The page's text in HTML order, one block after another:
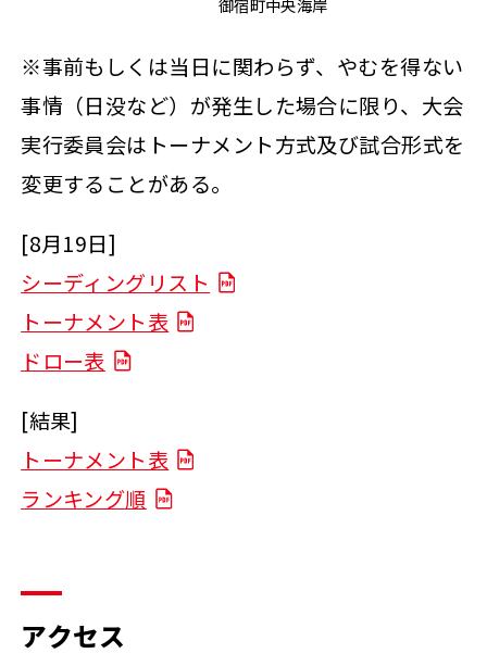
※事前もしくは当日に関わらず、やむを得ない
事情（日没など）が発生した場合に限り、大会
実行委員会はトーナメント方式及び試合形式を
変更することがある。
[8月19日]
シーディングリスト
トーナメント表
ドロー表
[結果]
トーナメント表
ランキング順
アクセス